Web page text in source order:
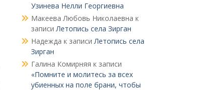
Узинева Нелли Георгиевна
Макеева Любовь Николаевна к
записиЛетопись села Зирган
Надежда к записиЛетопись села
Зирган
Галина Комирняя к записи
«Помните и молитесь за всех
убиенных на поле брани, чтобы